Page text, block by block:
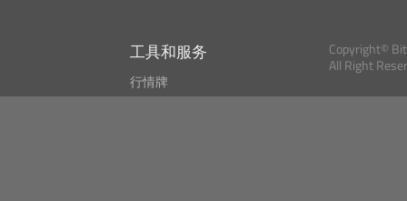
工具和服务
行情牌
Copyright©
All Right